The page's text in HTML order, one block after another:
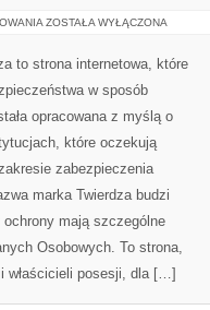
NOWOCZESNE
ZOSTAŁA WYŁĄCZONA
to strona internetowa, które
w sposób
opracowana z myślą o
które oczekują
zabezpieczenia
marka Twierdza budzi
mają szczególne
Osobowych. To strona,
właścicieli posesji, dla […]